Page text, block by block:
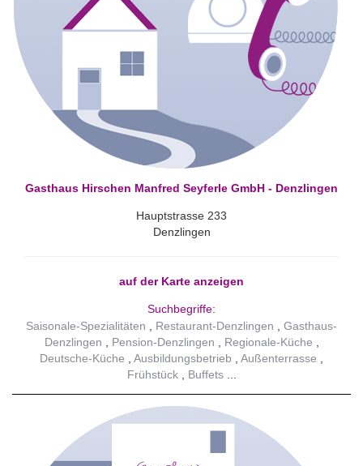
Gasthaus Hirschen Manfred Seyferle GmbH - Denzlingen
Hauptstrasse 233
Denzlingen
auf der Karte anzeigen
Suchbegriffe:
Saisonale-Spezialitäten
Restaurant-Denzlingen
Gasthaus-
Denzlingen
Pension-Denzlingen
Regionale-Küche
Deutsche-Küche
Ausbildungsbetrieb
Außenterrasse
Frühstück
Buffets